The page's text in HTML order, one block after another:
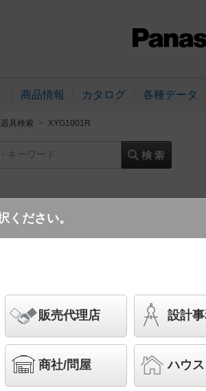
商品情報 カタログ 各種データ
具検索 XYG1001R
キーワード
ポール取付型
Luminascape
1灯器具相当 250
バリュアブル商品（
◆受注品
ください。
販売代理店 設計
商社/問屋 ハウ